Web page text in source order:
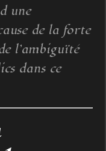
une
de la forte
l’ambiguïté
dans ce